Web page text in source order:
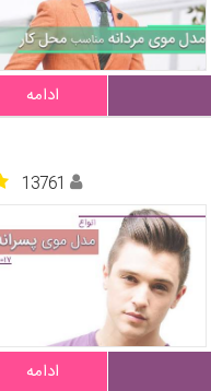
ادامه
13761
ادامه